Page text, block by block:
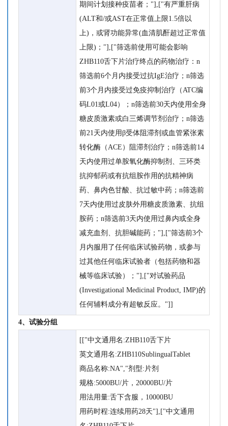
期间计划接种疫苗者；"],["有严重肝病
(ALT和/或AST在正常值上限1.5倍以
上)，或肾功能异常(血清肌酐超过正常值
上限)；"],["筛选前使用可能会影响
ZHB110舌下片治疗终点的药物治疗：n
筛选前6个月内接受过抗IgE治疗；n筛选
前3个月内接受过免疫抑制治疗（ATC编
码L01或L04）；n筛选前30天内使用全身
糖皮质激素或白三烯调节剂治疗；n筛选
前21天内使用β受体阻滞剂或血管紧张素
转化酶（ACE）阻滞剂治疗；n筛选前14
天内使用过单胺氧化酶抑制剂、三环类
抗抑郁药或有抗组胺作用的抗精神病
药、鼻内色甘酸、抗过敏中药；n筛选前
7天内使用过皮肤外用糖皮质激素、抗组
胺药；n筛选前3天内使用过鼻内或全身
减充血剂、抗胆碱能药；"],["筛选前3个
月内服用了任何临床试验药物，或参与
过其他任何临床试验者（包括药物和器
械等临床试验）；"],["对试验药品
(Investigational Medicinal Product, IMP)的
任何辅料成分有超敏反应。"]]
4、试验分组
[["中文通用名:ZHB110舌下片
英文通用名:ZHB110SublingualTablet
商品名称:NA","剂型:片剂
规格:5000BU/片，20000BU/片
用法用量:舌下含服，10000BU
用药时程:连续用药28天"],["中文通用